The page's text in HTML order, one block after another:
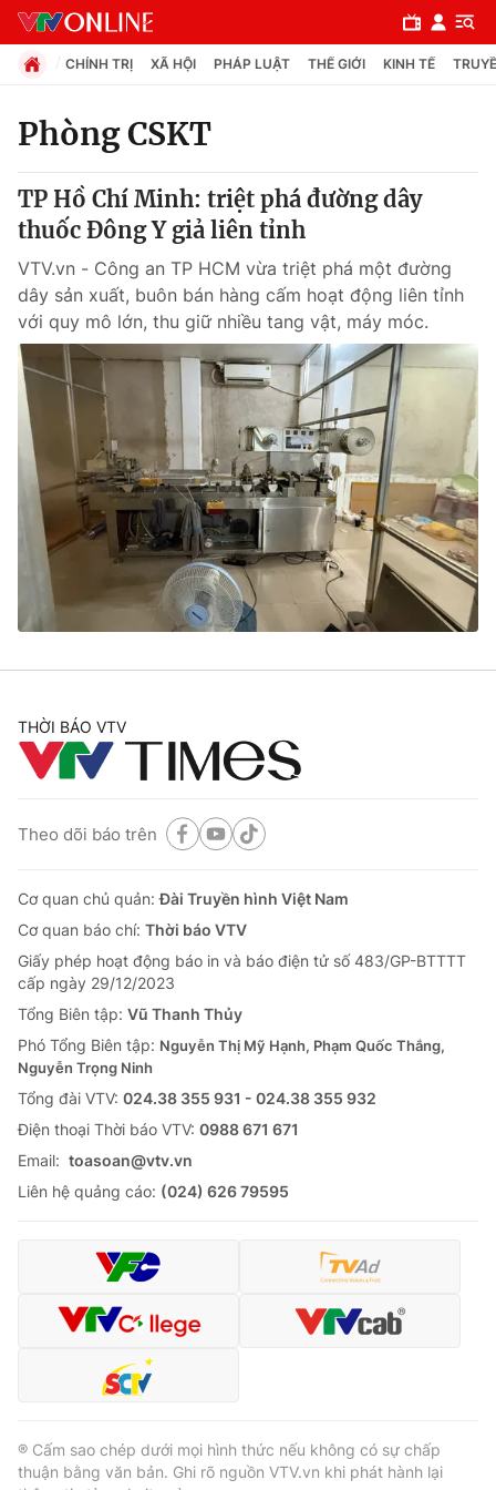
Chuyên mục
Chính trị
Xã hội
Pháp luật
Y tế
Thế giới
Tin tức
Thế giới đó đây
Câu chuyện quốc tế
Kinh tế
Tài chính
Thị trường
Góc doanh nghiệp
Dữ liệu và đời sống
Truyền hình
Phim VTV
Hậu trường
Giải sao mai
Giải trí
Điện ảnh
Âm nhạc
Du lịch
Làm đẹp
Chất lượng cuộc sống
Tuyển sinh
Học trực tuyến
Công nghệ
Hitech Công nghệ tương lai
Sản phẩm
Thị trường
Tư vấn
Giao lưu trực tuyến
Lịch phát sóng
Chuyên mục khác
Emagazine Podcast
Video Shorts video
VTV Money
VTV Sức khoẻ Bất động sản
CHÍNH TRỊ XÃ HỘI PHÁP LUẬT THẾ GIỚI KINH TẾ
Phòng CSKT
TP Hồ Chí Minh: triệt phá đường dây
thuốc Đông Y giả liên tỉnh
VTV.vn - Công an TP HCM vừa triệt phá một đường
dây sản xuất, buôn bán hàng cấm hoạt động liên tỉnh
với quy mô lớn, thu giữ nhiều tang vật, máy móc.
THỜI BÁO VTV
Theo dõi báo trên
Cơ quan chủ quản:Đài Truyền hình Việt Nam
Cơ quan báo chí: Thời báo VTV
Giấy phép hoạt động báo in và báo điện tử số 483/GP-BTTTT
cấp ngày 29/12/2023
Tổng Biên tập: Vũ Thanh Thủy
Phó Tổng Biên tập: Nguyễn Thị Mỹ Hạnh, Phạm Quốc Thắng,
Nguyễn Trọng Ninh
Tổng đài VTV: 024.38 355 931 - 024.38 355 932
Ðiện thoại Thời báo VTV: 0988 671 671
Email: toasoan@vtv.vn
Liên hệ quảng cáo: (024) 626 79595
® Cấm sao chép dưới mọi hình thức nếu không có sự chấp
thuận bằng văn bản. Ghi rõ nguồn VTV.vn khi phát hành lại